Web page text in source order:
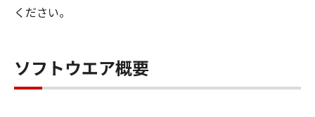
CONSEQUENTIAL DAMAGES, OR PERSONAL
INJURY OR DEATH RESULTING FROM
MAY NOT APPLY TO YOU.
[RELEASE OF LIABILITY] TO THE FULL
ください。
ソフトウエア概要